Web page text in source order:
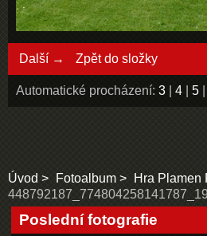
Další → Zpět do složky
Automatické procházení: 3 4 5
Úvod Fotoalbum
Hra Plamen
Poslední fotografie